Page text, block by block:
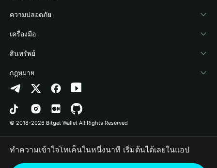
Academy
ข่าวสารด้านคริปโต
ศูนย์ช่วยเหลือ
ติดต่อเรา
ทรัพยากรข้อมูลของแบรนด์
อาชีพ
Stablecoin Earn
Payfi Crypto
Crypto Swap API
Altcoin Season Index
Prediction Markets
DApp
RWA
นักพัฒนา
เชื่อมต่อ Wallet
Bitget Wallet Pay
ลิสต์โปรเจกต์
ความปลอดภัย
Protection Fund
เทคโนโลยีความปลอดภัย
เครื่องมือ
ซื้อคริปโต
การตรวจจับการอนุญาต
การตรวจจับสัญญา
การโอนเป็นชุด
สินทรัพย์
Arbitrum
Avalanche
Bitcoin
Polygon
กฎหมาย
นโยบายความเป็นส่วนตัว
ข้อตกลงในการใช้บริการ
© 2018-2026 Bitget Wallet All Rights Reserved
ทำความเข้าใจโทเค็นในหนึ่งนาที เริ่มต้นได้เลยในแอป